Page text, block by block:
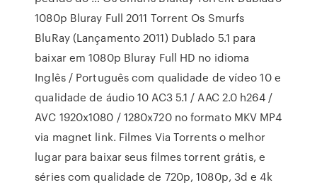
1080p Bluray Full 2011 Torrent Os Smurfs
BluRay (Lançamento 2011) Dublado 5.1 para
baixar em 1080p Bluray Full HD no idioma
Inglês / Português com qualidade de vídeo 10 e
qualidade de áudio 10 AC3 5.1 / AAC 2.0 h264 /
AVC 1920x1080 / 1280x720 no formato MKV MP4
via magnet link. Filmes Via Torrents o melhor
lugar para baixar seus filmes torrent grátis, e
séries com qualidade de 720p, 1080p, 3d e 4k